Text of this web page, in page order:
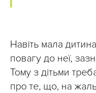
Навіть мала
повагу до неї,
Тому з дітьми
про те, що, на